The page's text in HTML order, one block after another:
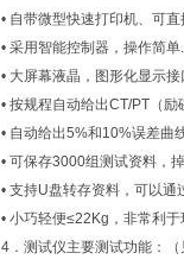
• 自带微型快速打印机、可
• 采用智能控制器，操作简单.
• 大屏幕液晶，图形化显示接
• 按规程自动给出CT/PT（励
• 自动给出5%和10%误差曲
• 可保存3000组测试资料，
• 支持U盘转存资料，可以
• 小巧轻便≤22Kg，非常利
4．测试仪主要测试功能：（